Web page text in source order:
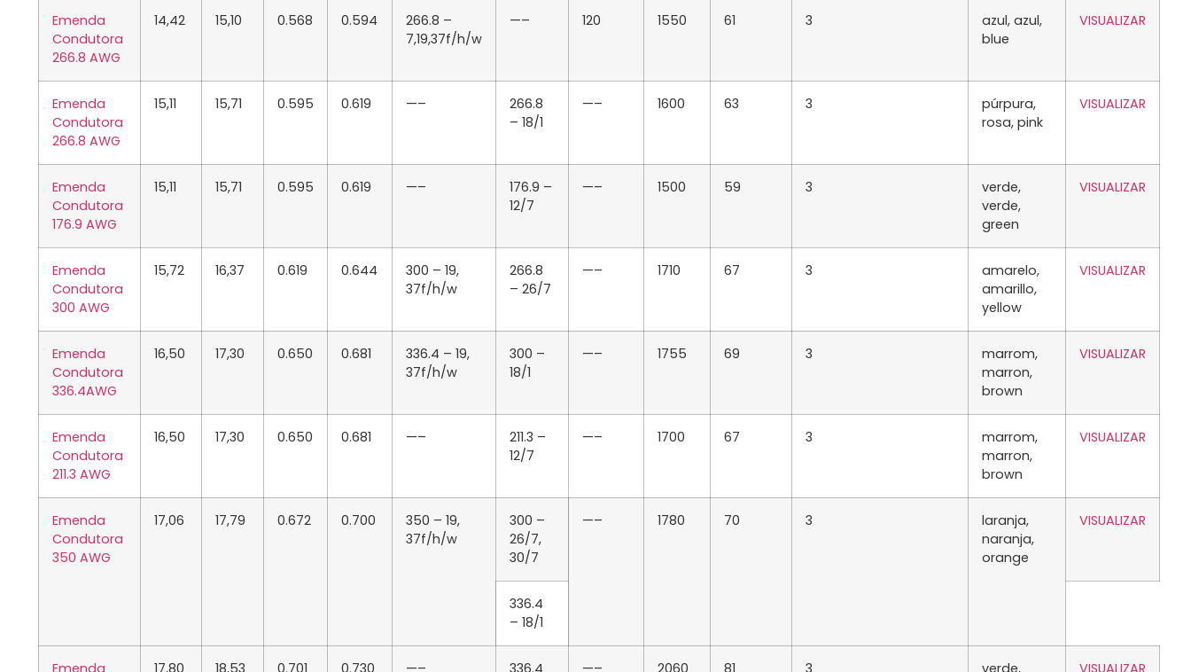
Emenda
Condutora
266.8 AWG
14,42 15,10 0.568 0.594
266.8 –
7,19,37f/h/w
—– 120 1550 61 3
azul, azul,
blue
VISUALIZAR
Emenda
Condutora
266.8 AWG
15,11 15,71 0.595 0.619 —–
266.8
– 18/1
—– 1600 63 3
púrpura,
rosa, pink
VISUALIZAR
Emenda
Condutora
176.9 AWG
15,11 15,71 0.595 0.619 —–
176.9 –
12/7
—– 1500 59 3
verde,
verde,
green
VISUALIZAR
Emenda
Condutora
300 AWG
15,72 16,37 0.619 0.644
300 – 19,
37f/h/w
266.8
– 26/7
—– 1710 67 3
amarelo,
amarillo,
yellow
VISUALIZAR
Emenda
Condutora
336.4AWG
16,50 17,30 0.650 0.681
336.4 – 19,
37f/h/w
300 –
18/1
—– 1755 69 3
marrom,
marron,
brown
VISUALIZAR
Emenda
Condutora
211.3 AWG
16,50 17,30 0.650 0.681 —–
211.3 –
12/7
—– 1700 67 3
marrom,
marron,
brown
VISUALIZAR
Emenda
Condutora
350 AWG
17,06 17,79 0.672 0.700
350 – 19,
37f/h/w
300 –
26/7,
30/7
—– 1780 70 3
laranja,
naranja,
orange
VISUALIZAR
336.4
– 18/1
Emenda 17,80 18,53 0.701 0.730 —– 336.4 —– 2060 81 3 verde, VISUALIZAR